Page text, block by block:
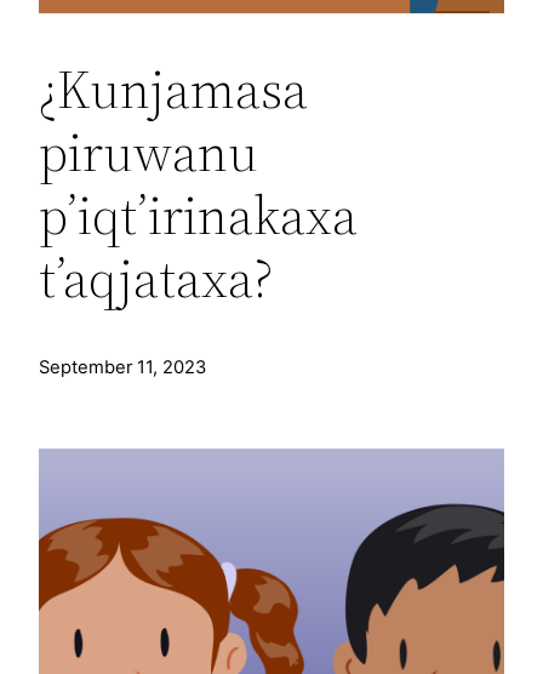
¿Kunjamasa
piruwanu
p’iqt’irinakaxa
t’aqjataxa?
September 11, 2023